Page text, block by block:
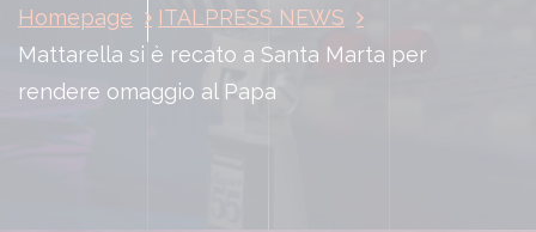
Homepage
ITALPRESS NEWS
Mattarella si è recato a Santa Marta per
rendere omaggio al Papa